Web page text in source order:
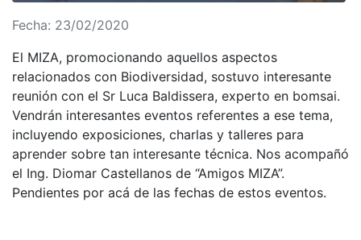
Fecha: 23/02/2020
El MIZA, promocionando aquellos aspectos
relacionados con Biodiversidad, sostuvo interesante
reunión con el Sr Luca Baldissera, experto en bomsai.
Vendrán interesantes eventos referentes a ese tema,
incluyendo exposiciones, charlas y talleres para
aprender sobre tan interesante técnica. Nos acompañó
el Ing. Diomar Castellanos de “Amigos MIZA”.
Pendientes por acá de las fechas de estos eventos.